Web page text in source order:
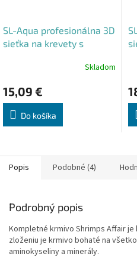
SL-Aqua profesionálna 3D
sieťka na krevety s
Skladom
15,09 €
Do košíka
je
z
Popis Podobné (4)
Podrobný popis
Kompletné krmivo Shrimps Affair
zloženiu je krmivo bohaté na
aminokyseliny a minerály.